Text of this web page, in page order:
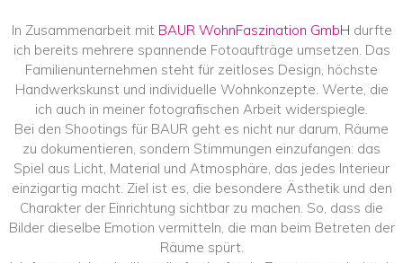
In Zusammenarbeit mit BAUR WohnFaszination GmbH durfte
ich bereits mehrere spannende Fotoaufträge umsetzen. Das
Familienunternehmen steht für zeitloses Design, höchste
Handwerkskunst und individuelle Wohnkonzepte. Werte, die
ich auch in meiner fotografischen Arbeit widerspiegle.
Bei den Shootings für BAUR geht es nicht nur darum, Räume
zu dokumentieren, sondern Stimmungen einzufangen: das
Spiel aus Licht, Material und Atmosphäre, das jedes Interieur
einzigartig macht. Ziel ist es, die besondere Ästhetik und den
Charakter der Einrichtung sichtbar zu machen. So, dass die
Bilder dieselbe Emotion vermitteln, die man beim Betreten der
Räume spürt.